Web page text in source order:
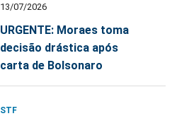
13/07/2026
URGENTE: Moraes toma
decisão drástica após
carta de Bolsonaro
STF